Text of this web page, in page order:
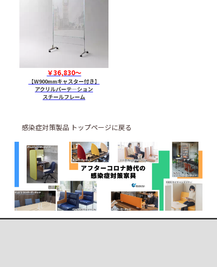
￥36,830～
【W900mmキャスター付き】
アクリルパーテ―ション
スチールフレーム
感染症対策製品 トップページに戻る